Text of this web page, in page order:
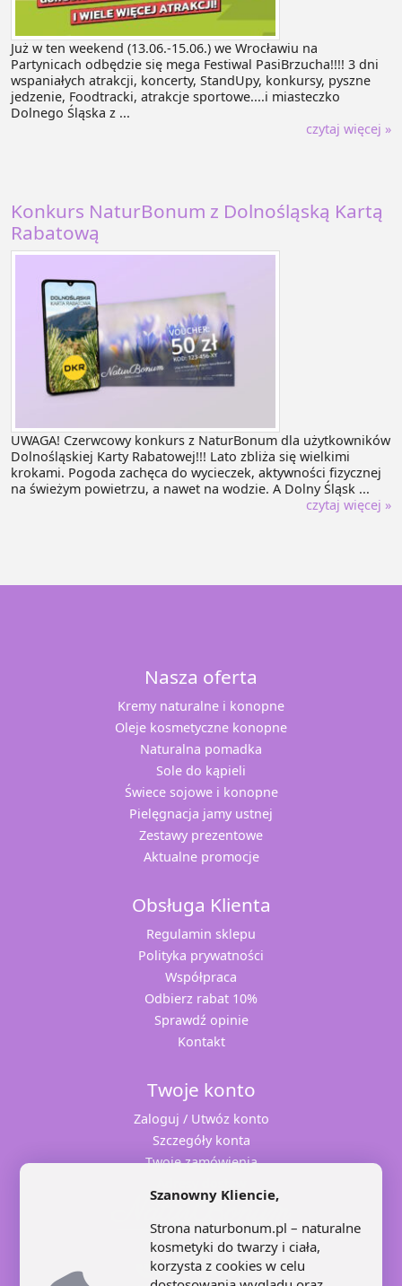
Już w ten weekend (13.06.-15.06.) we Wrocławiu na
Partynicach odbędzie się mega Festiwal PasiBrzucha!!!! 3 dni
wspaniałych atrakcji, koncerty, StandUpy, konkursy, pyszne
jedzenie, Foodtracki, atrakcje sportowe....i miasteczko
Dolnego Śląska z ...
czytaj więcej »
Konkurs NaturBonum z Dolnośląską Kartą
Rabatową
UWAGA! Czerwcowy konkurs z NaturBonum dla użytkowników
Dolnośląskiej Karty Rabatowej!!! Lato zbliża się wielkimi
krokami. Pogoda zachęca do wycieczek, aktywności fizycznej
na świeżym powietrzu, a nawet na wodzie. A Dolny Śląsk ...
czytaj więcej »
Nasza oferta
Kremy naturalne i konopne
Oleje kosmetyczne konopne
Naturalna pomadka
Sole do kąpieli
Świece sojowe i konopne
Pielęgnacja jamy ustnej
Zestawy prezentowe
Aktualne promocje
Obsługa Klienta
Regulamin sklepu
Polityka prywatności
Współpraca
Odbierz rabat 10%
Sprawdź opinie
Kontakt
Twoje konto
Zaloguj / Utwóz konto
Szczegóły konta
Twoje zamówienia
+48 71 707 22 25
Szanowny Kliencie,
Strona naturbonum.pl – naturalne
kosmetyki do twarzy i ciała,
korzysta z cookies w celu